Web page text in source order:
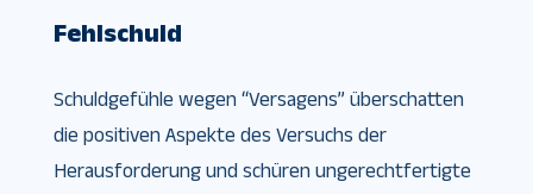
Fehlschuld
Schuldgefühle wegen “Versagens” überschatten
die positiven Aspekte des Versuchs der
Herausforderung und schüren ungerechtfertigte